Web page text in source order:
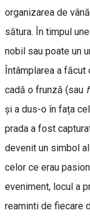
organizarea de
sătura. În timpul
nobil sau poate un
Întâmplarea a făcut
cadă o frunză (sau
și a dus-o în fața
prada a fost
devenit un simbol
celor ce erau
eveniment, locul a
reaminti de fiecare